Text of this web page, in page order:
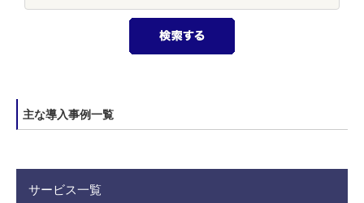
主な導入事例一覧
サービス一覧